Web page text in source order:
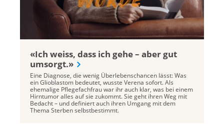
«Ich weiss, dass ich gehe – aber gut
umsorgt.»
Eine Diagnose, die wenig Überlebenschancen lässt: Was
ein Glioblastom bedeutet, wusste Verena sofort. Als
ehemalige Pflegefachfrau war ihr auch klar, was bei einem
Hirntumor alles auf sie zukommt. Sie geht ihren Weg mit
Bedacht – und definiert auch ihren Umgang mit dem
Thema Sterben selbstbestimmt.